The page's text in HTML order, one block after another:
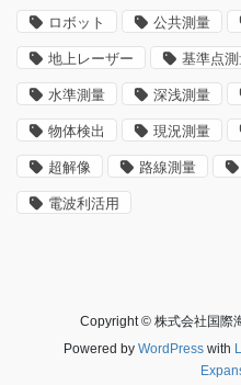
ロボット 公共測量
地上レーザー 基準点
水準測量 深浅測量
物体検出 現況測量
超解像 路線測量
電波利活用
Copyright © 株式会社国際
Powered by WordPresswith